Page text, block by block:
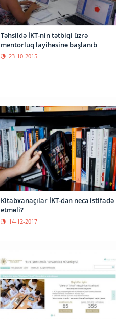
Təhsildə İKT-nin tətbiqi üzrə
mentorluq layihəsinə başlanıb
23-10-2015
Kitabxanaçılar İKT-dən necə istifadə
etməli?
14-12-2017